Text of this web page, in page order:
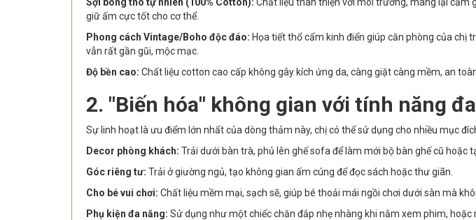
giữ ấm cực tốt cho cơ thể.
Phong cách Vintage/Boho độc đáo: Họa tiết thổ cẩm kinh điển giúp căn phòng của chị
vẫn rất gần gũi, mộc mạc.
Độ bền cao: Chất liệu cotton cao cấp không gây kích ứng da, càng giặt càng mềm, an
2. "Biến hóa" không gian với tính năng
Sự linh hoạt là ưu điểm lớn nhất của dòng thảm này, chị có thể sử dụng cho nhiều mục
Decor phòng khách: Trải dưới bàn trà, phủ lên ghế sofa để làm mới bộ bàn ghế cũ hoặc
Góc riêng tư: Trải ở giường ngủ, tạo không gian ấm cúng để đọc sách hoặc thư giãn.
Cho bé vui chơi: Chất liệu mềm mại, sạch sẽ, giúp bé thoải mái ngồi chơi dưới sàn mà
Phụ kiện đa năng: Sử dụng như một chiếc chăn đắp nhẹ nhàng khi nằm xem phim,